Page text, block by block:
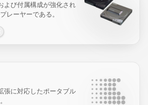
よび付属構成が強化され
レーヤーである。
張に対応したポータブル